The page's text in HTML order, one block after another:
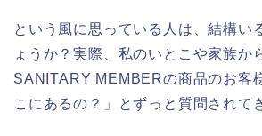
という風に思っている人は、結構い
ょうか？実際、私のいとこや家族か
SANITARY MEMBERの商品のお客
こにあるの？」とずっと質問されて